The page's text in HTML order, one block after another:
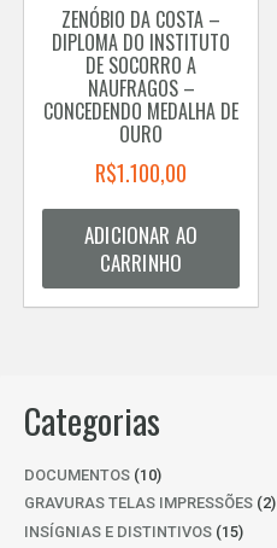
ZENÓBIO DA COSTA –
DIPLOMA DO INSTITUTO
DE SOCORRO A
NAUFRAGOS –
CONCEDENDO MEDALHA DE
OURO
R$1.100,00
ADICIONAR AO
CARRINHO
Categorias
DOCUMENTOS 1010
PRODUTOS
GRAVURAS TELAS IMPRESSÕES 22
INSÍGNIAS E DISTINTIVOS 1515